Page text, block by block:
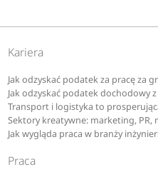
Kariera
Jak odzyskać podatek za pracę za
Jak odzyskać podatek dochodowy z
Transport i logistyka to
Sektory kreatywne: marketing, PR,
Jak wygląda praca w branży
Praca